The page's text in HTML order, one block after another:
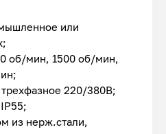
или
об/мин, 1500 об/мин,
220/380В;
из нерж.стали,